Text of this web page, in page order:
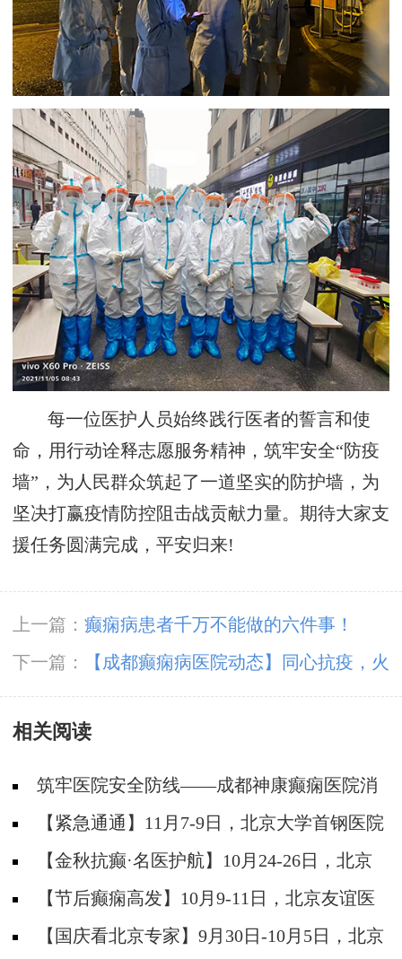
每一位医护人员始终践行医者的誓言和使
命，用行动诠释志愿服务精神，筑牢安全“防疫
墙”，为人民群众筑起了一道坚实的防护墙，为
坚决打赢疫情防控阻击战贡献力量。期待大家支
援任务圆满完成，平安归来!
上一篇： 癫痫病患者千万不能做的六件事！
下一篇：
【成都癫痫病医院动态】同心抗疫，火
速出击——成都神康癫痫医院支援全民核酸检测
相关阅读
筑牢医院安全防线——成都神康癫痫医院消
防安全培训纪实
【紧急通通】11月7-9日，北京大学首钢医院
神经内科胡颖教授亲临成都会诊，破解癫痫疑难
【金秋抗癫·名医护航】10月24-26日，北京
大学首钢医院神经内科主任高伟教授亲临成都会
诊，速约！
【节后癫痫高发】10月9-11日，北京友谊医
院陈葵博士免费会诊+治疗援助，破解癫痫难
【国庆看北京专家】9月30日-10月5日，北京